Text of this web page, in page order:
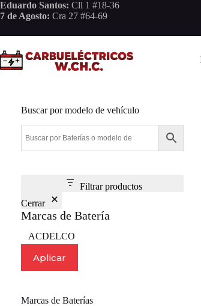
Saltar
al
Eduardo Santos: Cll 1 #18-36
7 de Agosto: Cra 27 #64-69
Buscar por modelo de vehículo
Filtrar productos
Cerrar
Marcas de Batería
Marca
ACDELCO
Aplicar
Marcas de Baterías